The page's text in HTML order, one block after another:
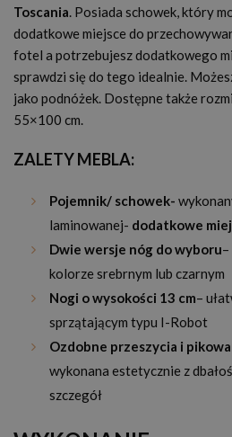
Toscania. Posiada schowek, który
dodatkowe miejsce do
fotel a potrzebujesz dodatkowego
sprawdzi się do tego idealnie.
jako podnóżek. Dostępne także
55×100 cm.
ZALETY MEBLA:
Pojemnik/ schowek-
laminowanej- dodatkowe
Dwie wersje nóg do wyboru
kolorze srebrnym lub czarnym
Nogi o wysokości 13 cm–
sprzątającym typu I-Robot
Ozdobne przeszycia i
wykonana estetycznie z
szczegół